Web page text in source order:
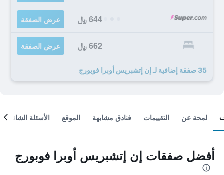
644 ﷼ عرض الصفقة
662 ﷼ عرض الصفقة
35 صفقة إضافية لـ إن إتشبريس أوبرا فوبورج
لمحة عن التقييمات فنادق مشابهة الموقع الأسئلة الشائعة
أفضل صفقات إن إتشبريس أوبرا فوبورج